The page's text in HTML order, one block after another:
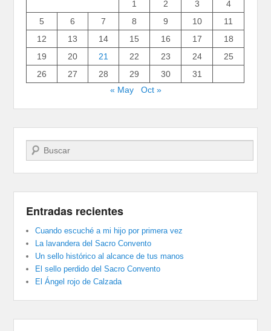
1
2 3
4
5
6 7 8 9 10
11
12
13 14 15 16 17
18
19
20 21 22 23 24
25
26
27 28 29 30
31
« May
Oct »
Buscar
Entradas recientes
Cuando escuché a mi hijo por primera vez
La lavandera del Sacro Convento
Un sello histórico al alcance de tus manos
El sello perdido del Sacro Convento
El Ángel rojo de Calzada